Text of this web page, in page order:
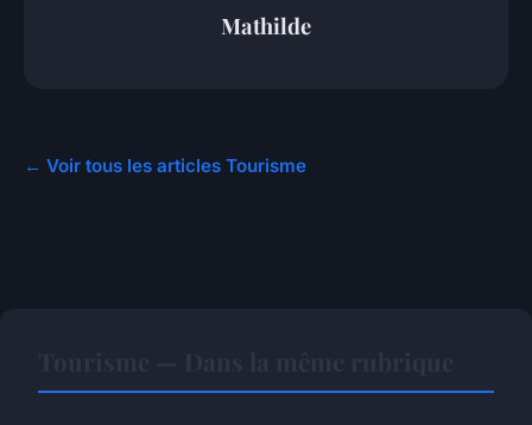
Mathilde
← Voir tous les articles Tourisme